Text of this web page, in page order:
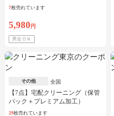
料・送料込
7枚売れています
5,980 円
男女ＯＫ
その他 全国
【7点】宅配クリーニング（保管
パック＋プレミアム加工）
29枚売れています